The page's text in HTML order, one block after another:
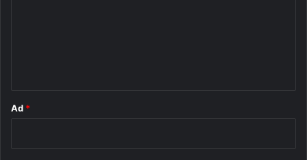
Ad *